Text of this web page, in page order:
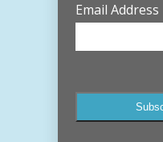
Email Address